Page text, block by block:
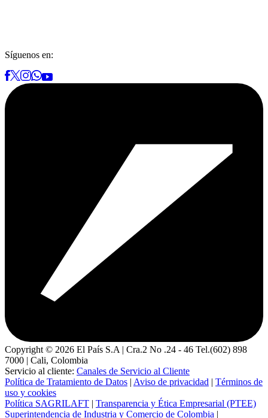
Síguenos en:
Copyright © 2026 El País S.A | Cra.2 No .24 - 46 Tel.(602) 898
7000 | Cali, Colombia
Servicio al cliente: Canales de Servicio al Cliente
Política de Tratamiento de Datos | Aviso de privacidad | Términos de
uso y cookies
Política SAGRILAFT | Transparencia y Ética Empresarial (PTEE)
Superintendencia de Industria y Comercio de Colombia |